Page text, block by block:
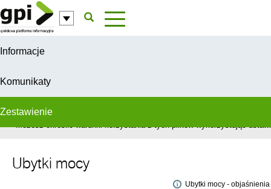
Przejdź do komentarzy
Informacje
Komunikaty
Zestawienie
W celu świadczenia usług na najwyższym poziomie, serwis GPI
Możesz określić warunki korzystania z tych plików wykorzystując
Ubytki mocy
Ubytki mocy - objaśnienia